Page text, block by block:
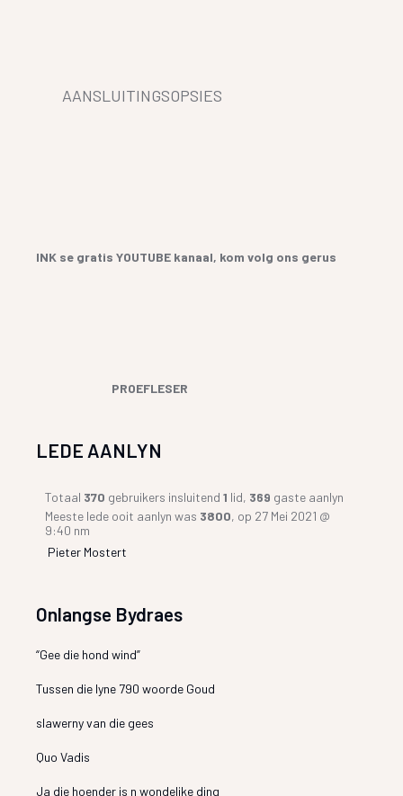
AANSLUITINGSOPSIES
INK se gratis YOUTUBE kanaal, kom volg ons gerus
PROEFLESER
LEDE AANLYN
Totaal 370 gebruikers insluitend1 lid, 369 gaste aanlyn
Meeste lede ooit aanlyn was 3800, op 27 Mei 2021 @
9:40 nm
Pieter Mostert
Onlangse Bydraes
“Gee die hond wind”
Tussen die lyne 790 woorde Goud
slawerny van die gees
Quo Vadis
Ja die hoender is n wondelike ding